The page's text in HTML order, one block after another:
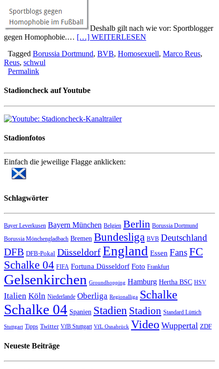
Deshalb gilt nach wie vor: Sportblogger
gegen Homophobie.… […] WEITERLESEN
Tagged Borussia Dortmund, BVB, Homosexuell, Marco Reus,
Reus, schwul
Permalink
Stadioncheck auf Youtube
Stadionfotos
Einfach die jeweilige Flagge anklicken:
Schlagwörter
Bayer Leverkusen Bayern München Belgien Berlin Borussia Dortmund
Borussia Mönchengladbach Bremen Bundesliga BVB Deutschland
DFB DFB-Pokal DüsseldorfEngland Essen FansFC
Schalke 04 FIFA Fortuna Düsseldorf Foto Frankfurt
Gelsenkirchen Groundhopping Hamburg Hertha BSC HSV
Italien Köln Niederlande Oberliga Regionalliga Schalke
Schalke 04 Spanien Stadien Stadion Standard Lüttich
Stuttgart Tipps Twitter VfB Stuttgart VfL Osnabrück Video Wuppertal ZDF
Neueste Beiträge